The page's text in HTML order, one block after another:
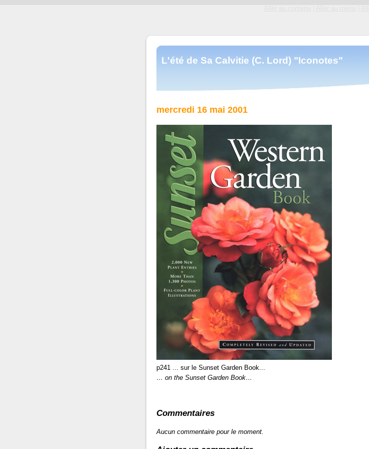
L'été de Sa Calvitie (C. Lord) "Iconotes"
mercredi 16 mai 2001
p241 ... sur le Sunset Garden Book...
… on the Sunset Garden Book…
Commentaires
Aucun commentaire pour le moment.